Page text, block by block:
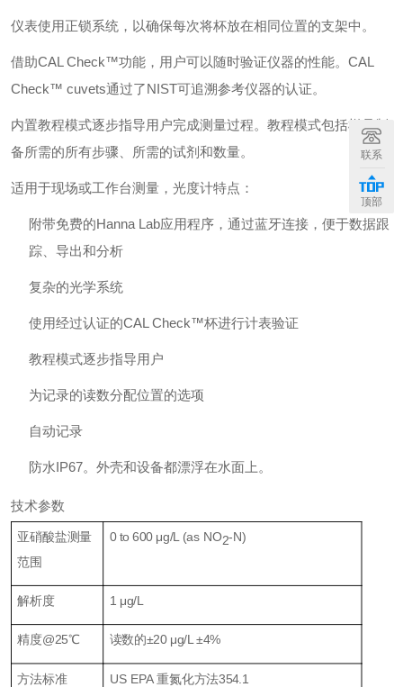
仪表使用正锁系统，以确保每次将杯放在相同位置的支架中。
借助CAL Check™功能，用户可以随时验证仪器的性能。CAL
Check™ cuvets通过了NIST可追溯参考仪器的认证。
内置教程模式逐步指导用户完成测量过程。教程模式包括样品制
备所需的所有步骤、所需的试剂和数量。
适用于现场或工作台测量，光度计特点：
附带免费的Hanna Lab应用程序，通过蓝牙连接，便于数据跟
踪、导出和分析
复杂的光学系统
使用经过认证的CAL Check™杯进行计表验证
教程模式逐步指导用户
为记录的读数分配位置的选项
自动记录
防水IP67。外壳和设备都漂浮在水面上。
技术参数
亚硝酸盐测量
范围
0 to 600 μg/L (as NO2-N)
解析度 1 μg/L
精度@25℃ 读数的±20 μg/L ±4%
方法标准 US EPA 重氮化方法354.1
联系
顶部